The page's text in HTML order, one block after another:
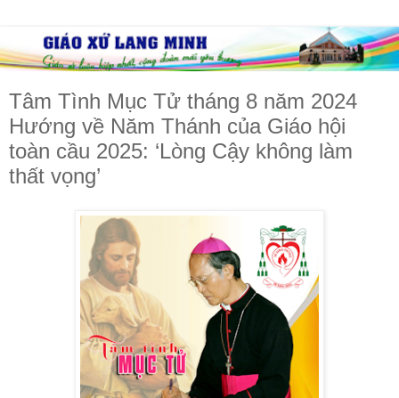
Tâm Tình Mục Tử tháng 8 năm 2024
Hướng về Năm Thánh của Giáo hội
toàn cầu 2025: ‘Lòng Cậy không làm
thất vọng’